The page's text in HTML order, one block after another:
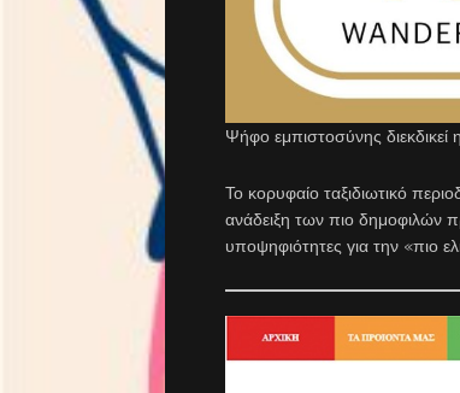
Ψήφο εμπιστοσύνης διεκδικεί
Το κορυφαίο ταξιδιωτικό
ανάδειξη των πιο δημοφιλών
υποψηφιότητες για την «πιο